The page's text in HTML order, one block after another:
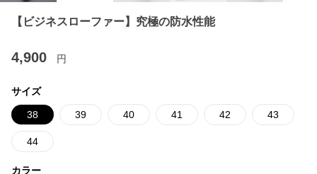
【ビジネスローファー】究極の防水性能
4,900 円
サイズ
38 39 40 41 42 43
44
カラー